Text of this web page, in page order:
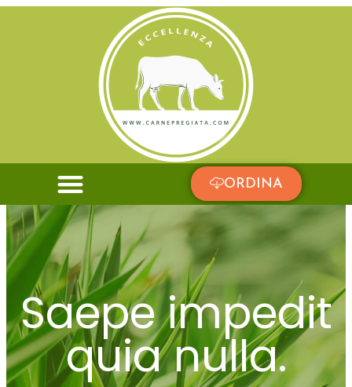
ORDINA
Saepe impedit
quia nulla.